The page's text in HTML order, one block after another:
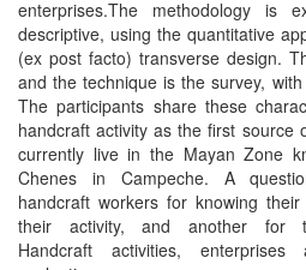
enterprises.The methodology is
descriptive, using the quantitative
(ex post facto) transverse design.
and the technique is the survey,
The participants share these
handcraft activity as the first source
currently live in the Mayan Zone
Chenes in Campeche. A
handcraft workers for knowing
their activity, and another for
Handcraft activities,